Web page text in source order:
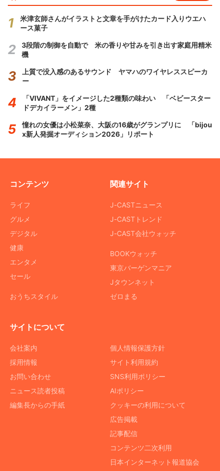
米津玄師さんがイラストと文章を手がけたカード入りウエハ
ース菓子
3段階の制御を自動で 米の香りや甘みを引き出す家庭用精米
機
上質で没入感のあるサウンド ヤマハのワイヤレススピーカ
ー
「VIVANT」をイメージした2種類の味わい 「ベビースター
ドデカイラーメン」2種
憧れの女優は小松菜奈、大阪の16歳がグランプリに 「bijou
x新人発掘オーディション2026」リポート
コンテンツ
ライフ
グルメ
デジタル
健康
エンタメ
セール
おうちスタイル
関連サイト
J-CASTニュース
J-CASTトレンド
J-CAST会社ウォッチ
BOOKウォッチ
東京バーゲンマニア
Jタウンネット
ゼロまる
サイトについて
会社案内
採用情報
お問い合わせ
ニュース読者投稿
編集長からの手紙
個人情報保護方針
サイト利用規約
SNS利用ポリシー
AIポリシー
クッキーの利用について
広告掲載
記事配信
コンテンツ二次利用
日本インターネット報道協会